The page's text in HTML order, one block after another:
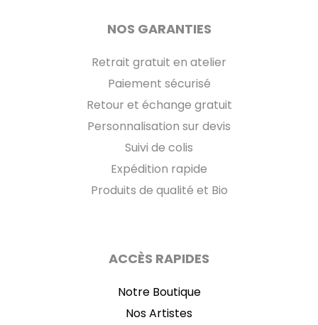
NOS GARANTIES
Retrait gratuit en atelier
Paiement sécurisé
Retour et échange gratuit
Personnalisation sur devis
Suivi de colis
Expédition rapide
Produits de qualité et Bio
ACCÈS RAPIDES
Notre Boutique
Nos Artistes